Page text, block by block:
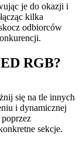
je do okazji i
kilka
odbiorców
RGB?
się na tle innych
i dynamicznej
sekcje.